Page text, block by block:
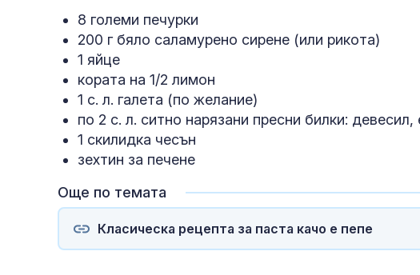
8 големи печурки
200 г бяло саламурено сирене (или рикота)
1 яйце
кората на 1/2 лимон
1 с. л. галета (по желание)
по 2 с. л. ситно нарязани пресни билки:
1 скилидка чесън
зехтин за печене
Още по темата
Класическа рецепта за паста качо е пепе